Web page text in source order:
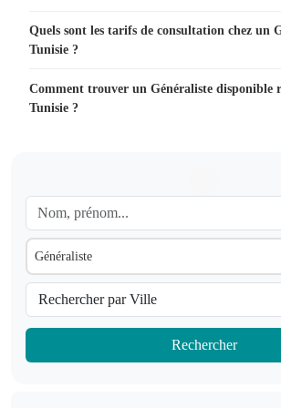
Généraliste
Rechercher
Quels sont les tarifs de consultation chez un
Tunisie ?
Comment trouver un Généraliste disponible
Tunisie ?